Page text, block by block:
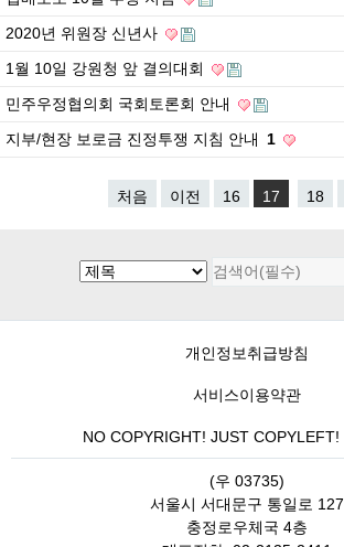
2020년 위원장 신년사
1월 10일 강원청 앞 결의대회
민주우정협의회 국회토론회 안내
지부/현장 보로금 진정투쟁 지침 안내
1
처음 이전 16 17 18
개인정보취급방침
서비스이용약관
NO COPYRIGHT! JUST COPYLEFT!
(우 03735)
서울시 서대문구 통일로 127
충정로우체국 4층